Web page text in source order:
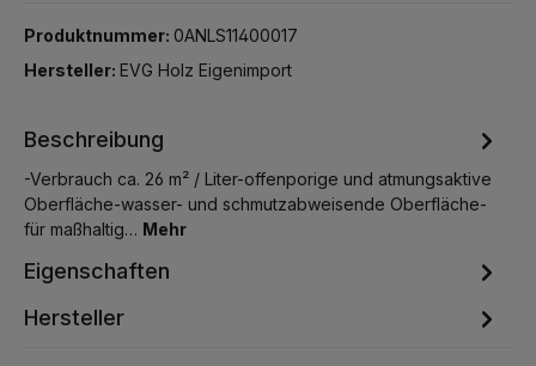
Produktnummer: 0ANLS11400017
Hersteller: EVG Holz Eigenimport
Beschreibung
-Verbrauch ca. 26 m² / Liter-offenporige und atmungsaktive
Oberfläche-wasser- und schmutzabweisende Oberfläche-
für maßhaltig… Mehr
Eigenschaften
Hersteller